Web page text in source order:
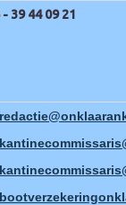
- 39 44 09 21
eitcader
sirassimmocenitnak
sirassimmocenitnak